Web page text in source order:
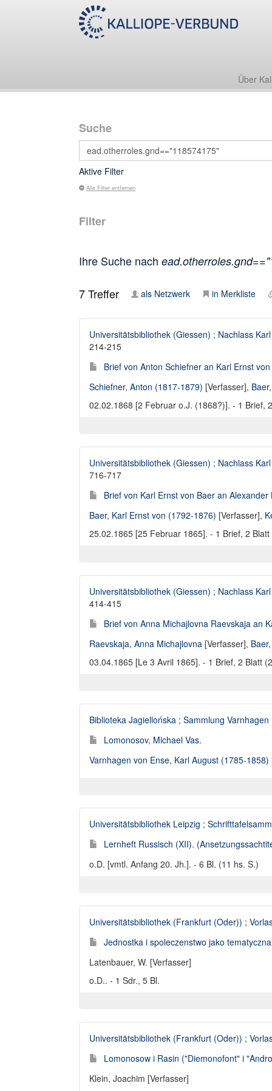
Über
Suche
Aktive Filter
Alle Filter entfernen
Filter
Ihre Suche nach
7Treffer als Netzwerk in Merkliste
Universitätsbibliothek (Giessen) ; Nachlass
214-215
Brief von Anton Schiefner an Karl Ernst
Schiefner, Anton (1817-1879) [Verfasser],
02.02.1868 [2 Februar o.J. (1868?)]. - 1 Brief,
Universitätsbibliothek (Giessen) ; Nachlass
716-717
Brief von Karl Ernst von Baer an
Baer, Karl Ernst von (1792-1876) [Verfasser],
25.02.1865 [25 Februar 1865]. - 1 Brief, 2
Universitätsbibliothek (Giessen) ; Nachlass
414-415
Brief von Anna Michajlovna Raevskaja an
Raevskaja, Anna Michajlovna [Verfasser],
03.04.1865 [Le 3 Avril 1865]. - 1 Brief, 2 Blatt
Biblioteka Jagiellońska ; Sammlung Varnhagen
Lomonosov, Michael Vas.
Varnhagen von Ense, Karl August (1785-1858)
Universitätsbibliothek Leipzig ;
Lernheft Russisch (XII).
o.D. [vmtl. Anfang 20. Jh.]. - 6 Bl. (11 hs. S.)
Universitätsbibliothek (Frankfurt (Oder)) ;
Jednostka i spoleczenstwo jako
Latenbauer, W. [Verfasser]
o.D.. - 1 Sdr., 5 Bl.
Universitätsbibliothek (Frankfurt (Oder)) ;
Lomonosow i Rasin ("Diemonofont" i
Klein, Joachim [Verfasser]